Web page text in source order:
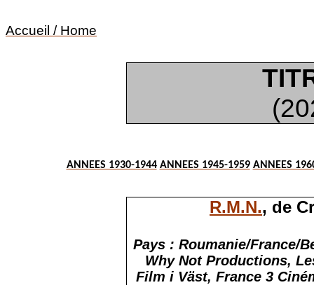
Accueil / Home
ANNEES 1930-1944 ANNEES 1945-1959 ANNEES
R.M.N., de
Pays : Roumanie/France/
Why Not Productions,
Film i Väst, France 3